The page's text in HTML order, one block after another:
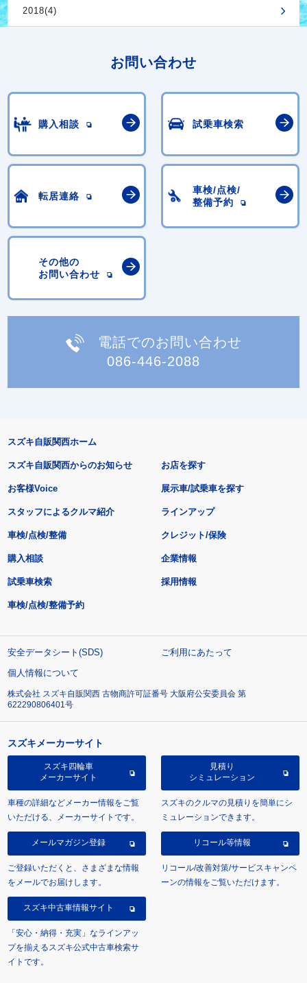
2018(4)
お問い合わせ
購入相談 試乗車検索
転居連絡
車検/点検/
整備予約
その他の
お問い合わせ
電話でのお問い合わせ
086-446-2088
スズキ自販関西ホーム
スズキ自販関西からのお知らせ
お客様Voice
スタッフによるクルマ紹介
お店を探す
展示車/試乗車を探す
ラインアップ
車検/点検/整備 クレジット/保険
購入相談
試乗車検索
車検/点検/整備予約
企業情報
採用情報
安全データシート(SDS)
ご利用にあたって
個人情報について
株式会社 スズキ自販関西 古物商許可証番号 大阪府公安委員会 第
622290806401号
スズキメーカーサイト
スズキ四輪車
メーカーサイト
車種の詳細などメーカー情報をご覧
いただける、メーカーサイトです。
見積り
シミュレーション
スズキのクルマの見積りを簡単にシ
ミュレーションできます。
メールマガジン登録
ご登録いただくと、さまざまな情報
をメールでお届けします。
リコール等情報
リコール/改善対策/サービスキャンペ
ーンの情報をご覧いただけます。
スズキ中古車情報サイト
「安心・納得・充実」なラインアッ
プを揃えるスズキ公式中古車検索サ
イトです。